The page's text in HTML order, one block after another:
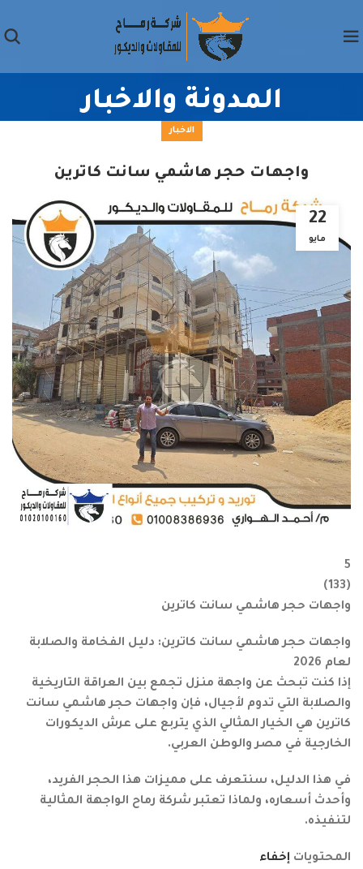
المدونة والاخبار
الاخبار
واجهات حجر هاشمي سانت كاترين
22
مايو
5
(
133
)
واجهات حجر هاشمي سانت كاترين
واجهات حجر هاشمي سانت كاترين: دليل الفخامة والصلابة
لعام 2026
إذا كنت تبحث عن واجهة منزل تجمع بين العراقة التاريخية
والصلابة التي تدوم لأجيال، فإن واجهات حجر هاشمي سانت
كاترين هي الخيار المثالي الذي يتربع على عرش الديكورات
الخارجية في مصر والوطن العربي.
في هذا الدليل، سنتعرف على مميزات هذا الحجر الفريد،
وأحدث أسعاره، ولماذا تعتبر شركة رماح الواجهة المثالية
لتنفيذه.
المحتويات إخفاء